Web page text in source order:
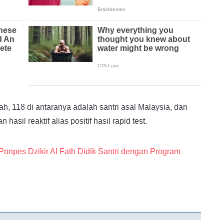
118 di antaranya adalah santri asal Malaysia, dan
hasil reaktif alias positif hasil rapid test.
Dzikir Al Fath Didik Santri dengan Program